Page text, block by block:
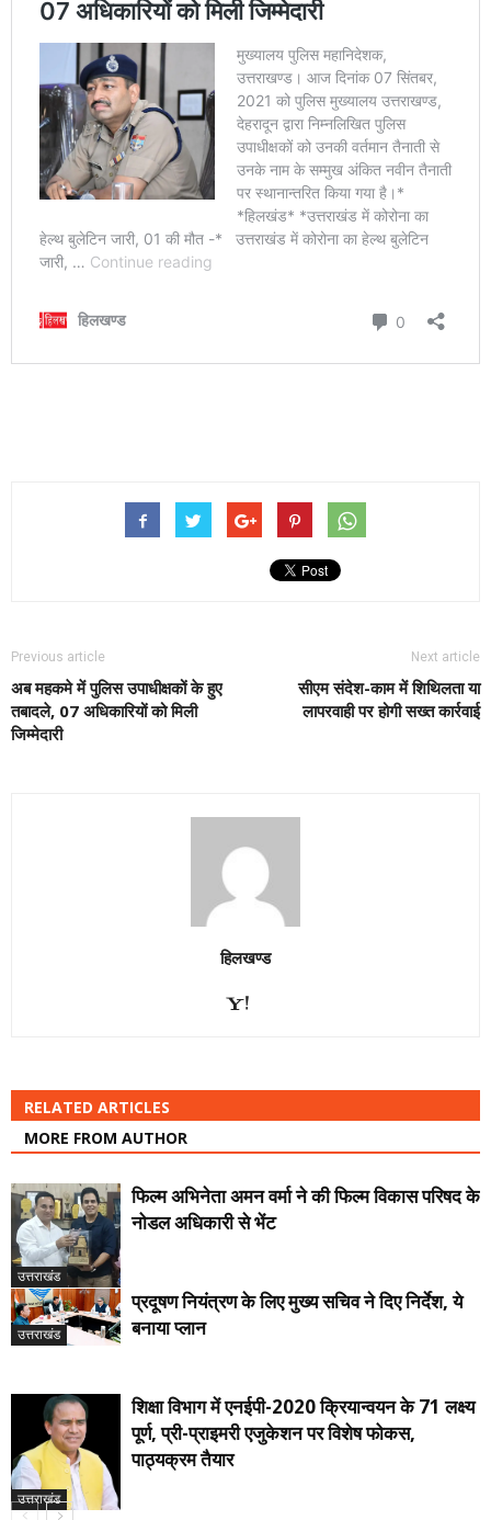
Previous article
अब महकमे में पुलिस उपाधीक्षकों के हुए
तबादले, 07 अधिकारियों को मिली
जिम्मेदारी
Next article
सीएम संदेश-काम में शिथिलता या
लापरवाही पर होगी सख्त कार्रवाई
हिलखण्ड
RELATED ARTICLES
MORE FROM AUTHOR
उत्तराखंड
फिल्म अभिनेता अमन वर्मा ने की फिल्म विकास परिषद के
नोडल अधिकारी से भेंट
उत्तराखंड
प्रदूषण नियंत्रण के लिए मुख्य सचिव ने दिए निर्देश, ये
बनाया प्लान
उत्तराखंड
शिक्षा विभाग में एनईपी-2020 क्रियान्वयन के 71 लक्ष्य
पूर्ण, प्री-प्राइमरी एजुकेशन पर विशेष फोकस,
पाठ्यक्रम तैयार